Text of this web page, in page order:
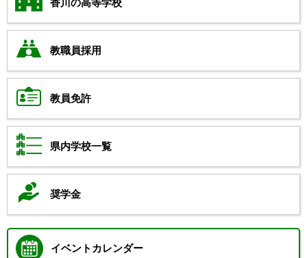
香川の高等学校
教職員採用
教員免許
県内学校一覧
奨学金
イベントカレンダー